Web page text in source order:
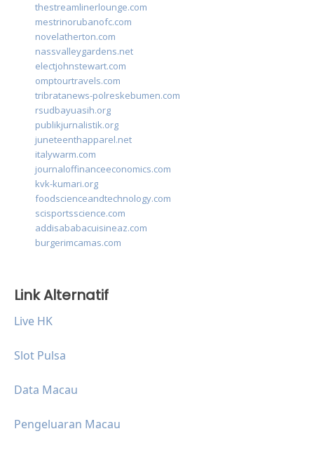
thestreamlinerlounge.com
mestrinorubanofc.com
novelatherton.com
nassvalleygardens.net
electjohnstewart.com
omptourtravels.com
tribratanews-polreskebumen.com
rsudbayuasih.org
publikjurnalistik.org
juneteenthapparel.net
italywarm.com
journaloffinanceeconomics.com
kvk-kumari.org
foodscienceandtechnology.com
scisportsscience.com
addisababacuisineaz.com
burgerimcamas.com
Link Alternatif
Live HK
Slot Pulsa
Data Macau
Pengeluaran Macau